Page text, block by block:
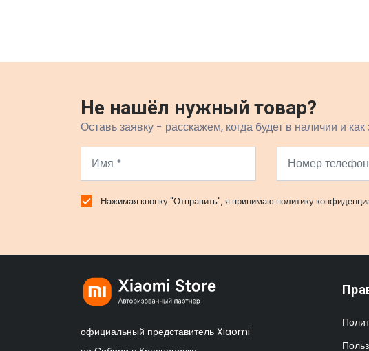
Не нашёл нужный товар?
Оставь заявку - расскажем, когда будет в наличии и как
Нажимая кнопку "Отправить", я принимаю политику
официальный представитель Xiaomi